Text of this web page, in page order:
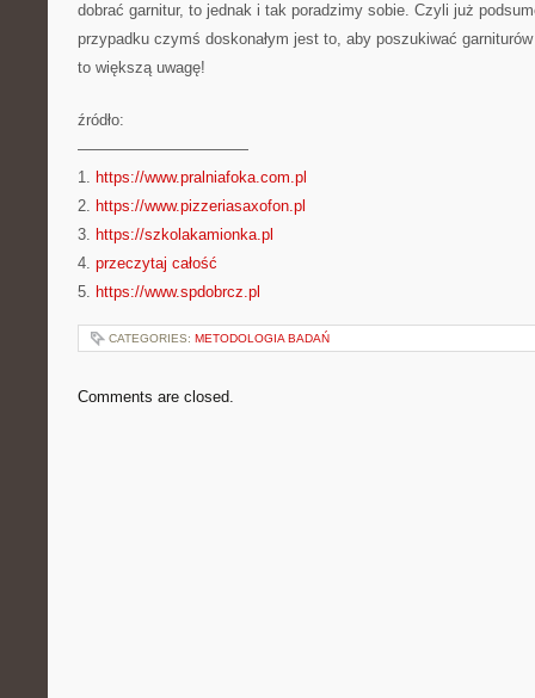
dobrać garnitur, to jednak i tak poradzimy sobie. Czyli już
przypadku czymś doskonałym jest to, aby poszukiwać
to większą uwagę!
źródło:
———————————
1. https://www.pralniafoka.com.pl
2. https://www.pizzeriasaxofon.pl
3. https://szkolakamionka.pl
4. przeczytaj całość
5. https://www.spdobrcz.pl
CATEGORIES: METODOLOGIA BADAŃ
Comments are closed.